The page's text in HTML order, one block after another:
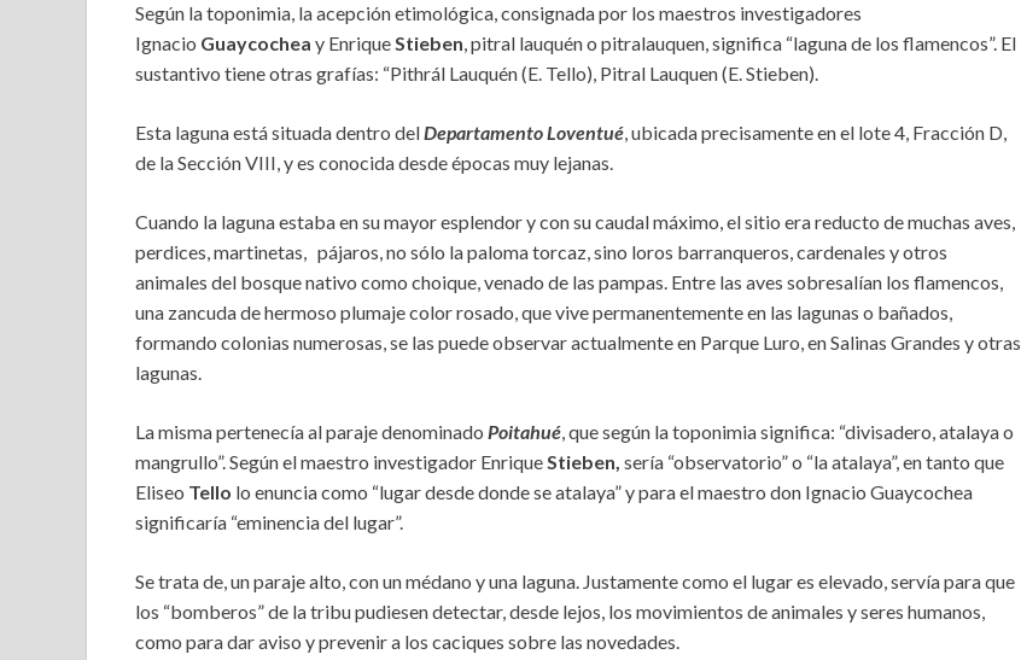
Según la toponimia, la acepción etimológica, consignada por los maestros investigadores
Ignacio Guaycochea y EnriqueStieben, pitral lauquén o pitralauquen, significa “laguna de los flamencos”. El
sustantivo tiene otras grafías: “Pithrál Lauquén (E. Tello), Pitral Lauquen (E. Stieben).
Esta laguna está situada dentro delDepartamento Loventué, ubicada precisamente en el lote 4, Fracción D,
de la Sección VIII, y es conocida desde épocas muy lejanas.
Cuando la laguna estaba en su mayor esplendor y con su caudal máximo, el sitio era reducto de muchas aves,
perdices, martinetas, pájaros, no sólo la paloma torcaz, sino loros barranqueros, cardenales y otros
animales del bosque nativo como choique, venado de las pampas. Entre las aves sobresalían los flamencos,
una zancuda de hermoso plumaje color rosado, que vive permanentemente en las lagunas o bañados,
formando colonias numerosas, se las puede observar actualmente en Parque Luro, en Salinas Grandes y otras
lagunas.
La misma pertenecía al paraje denominado Poitahué, que según la toponimia significa: “divisadero, atalaya o
mangrullo”. Según el maestro investigador EnriqueStieben, sería “observatorio” o “la atalaya”, en tanto que
Eliseo Tello lo enuncia como “lugar desde donde se atalaya” y para el maestro don Ignacio Guaycochea
significaría “eminencia del lugar”.
Se trata de, un paraje alto, con un médano y una laguna. Justamente como el lugar es elevado, servía para que
los “bomberos” de la tribu pudiesen detectar, desde lejos, los movimientos de animales y seres humanos,
como para dar aviso y prevenir a los caciques sobre las novedades.